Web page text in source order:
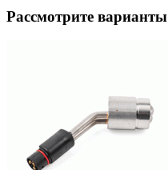
Рассмотрите варианты